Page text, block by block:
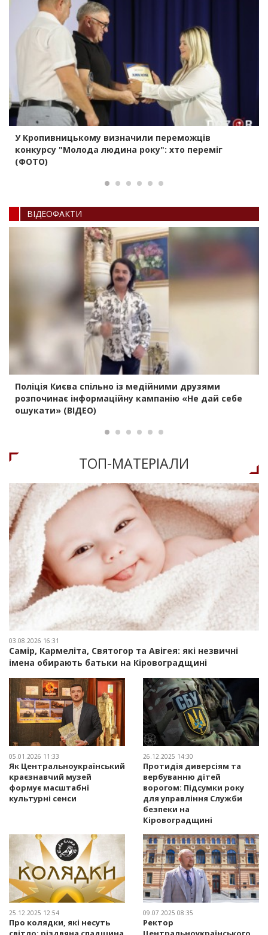
У Кропивницькому визначили переможців
конкурсу "Молода людина року": хто переміг
(ФОТО)
ВIДЕОФАКТИ
Поліція Києва спільно із медійними друзями
розпочинає інформаційну кампанію «Не дай себе
ошукати» (ВІДЕО)
ТОП-МАТЕРIАЛИ
03.08.2026 16:31
Самір, Кармеліта, Святогор та Авігея: які незвичні
імена обирають батьки на Кіровоградщині
05.01.2026 11:33
Як Центральноукраїнський
краєзнавчий музей
формує масштабні
культурні сенси
26.12.2025 14:30
Протидія диверсіям та
вербуванню дітей
ворогом: Підсумки року
для управління Служби
безпеки на
Кіровоградщині
25.12.2025 12:54
Про колядки, які несуть
09.07.2025 08:35
Ректор